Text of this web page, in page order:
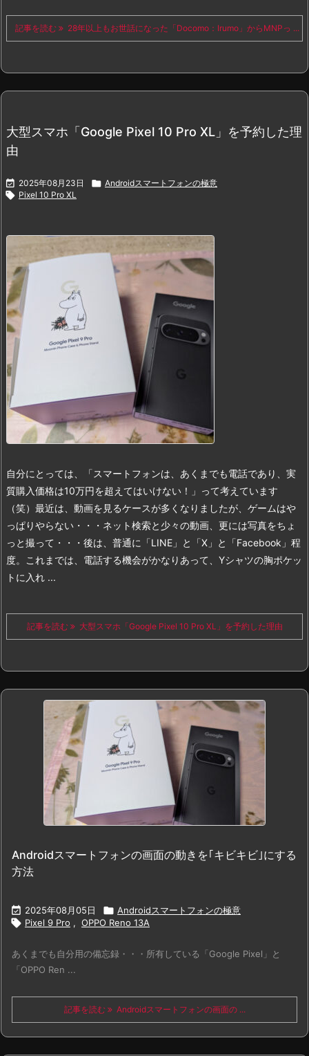
記事を読む 28年以上もお世話になった「Docomo：Irumo」からMNPっ ...
大型スマホ「Google Pixel 10 Pro XL」を予約した理
由
 2025年08月23日  Androidスマートフォンの極意
 Pixel 10 Pro XL
自分にとっては、「スマートフォンは、あくまでも電話であり、実
質購入価格は10万円を超えてはいけない！」って考えています
（笑）最近は、動画を見るケースが多くなりましたが、ゲームはや
っぱりやらない・・・ネット検索と少々の動画、更には写真をちょ
っと撮って・・・後は、普通に「LINE」と「X」と「Facebook」程
度。
これまでは、電話する機会がかなりあって、Yシャツの胸ポケッ
トに入れ ...
記事を読む 大型スマホ「Google Pixel 10 Pro XL」を予約した理由
Androidスマートフォンの画面の動きを｢キビキビ｣にする
方法
 2025年08月05日  Androidスマートフォンの極意
 Pixel 9 Pro , OPPO Reno 13A
あくまでも自分用の備忘録・・・所有している「Google Pixel」と
「OPPO Ren ...
記事を読む Androidスマートフォンの画面の ...